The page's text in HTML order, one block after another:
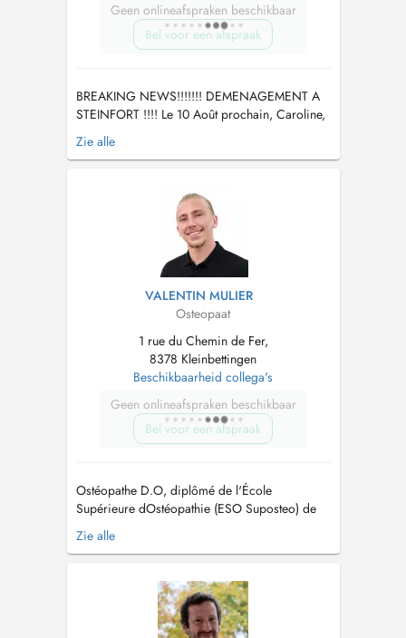
Geen onlineafspraken beschikbaar
Bel voor een afspraak
BREAKING NEWS!!!!!!! DEMENAGEMENT A
STEINFORT !!!! Le 10 Août prochain, Caroline,
Marie et moi déménagerons dans un nouveau
centre à Steinfort! Valentin, un ostéopathe de
à L-8410 Steinfort, juste en face ...
Zie alle
VALENTIN MULIER
Osteopaat
1 rue du Chemin de Fer,
8378 Kleinbettingen
Beschikbaarheid collega's
Geen onlineafspraken beschikbaar
Bel voor een afspraak
Ostéopathe D.O, diplômé de l'École
Supérieure dOstéopathie (ESO Suposteo) de
Paris, exerce depuis Août 2026 au Centre Kiné
et Ostéo Hemmer à Steinfort. Prise en charge
séniors, sportifs et personnes en situation de
handicap. Consultations les lun...
Zie alle